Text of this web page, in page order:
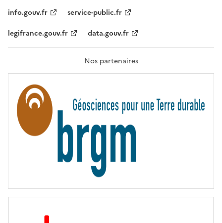
F
A
T
R
T
É
info.gouv.fr
service-public.fr
legifrance.gouv.fr
data.gouv.fr
Nos partenaires